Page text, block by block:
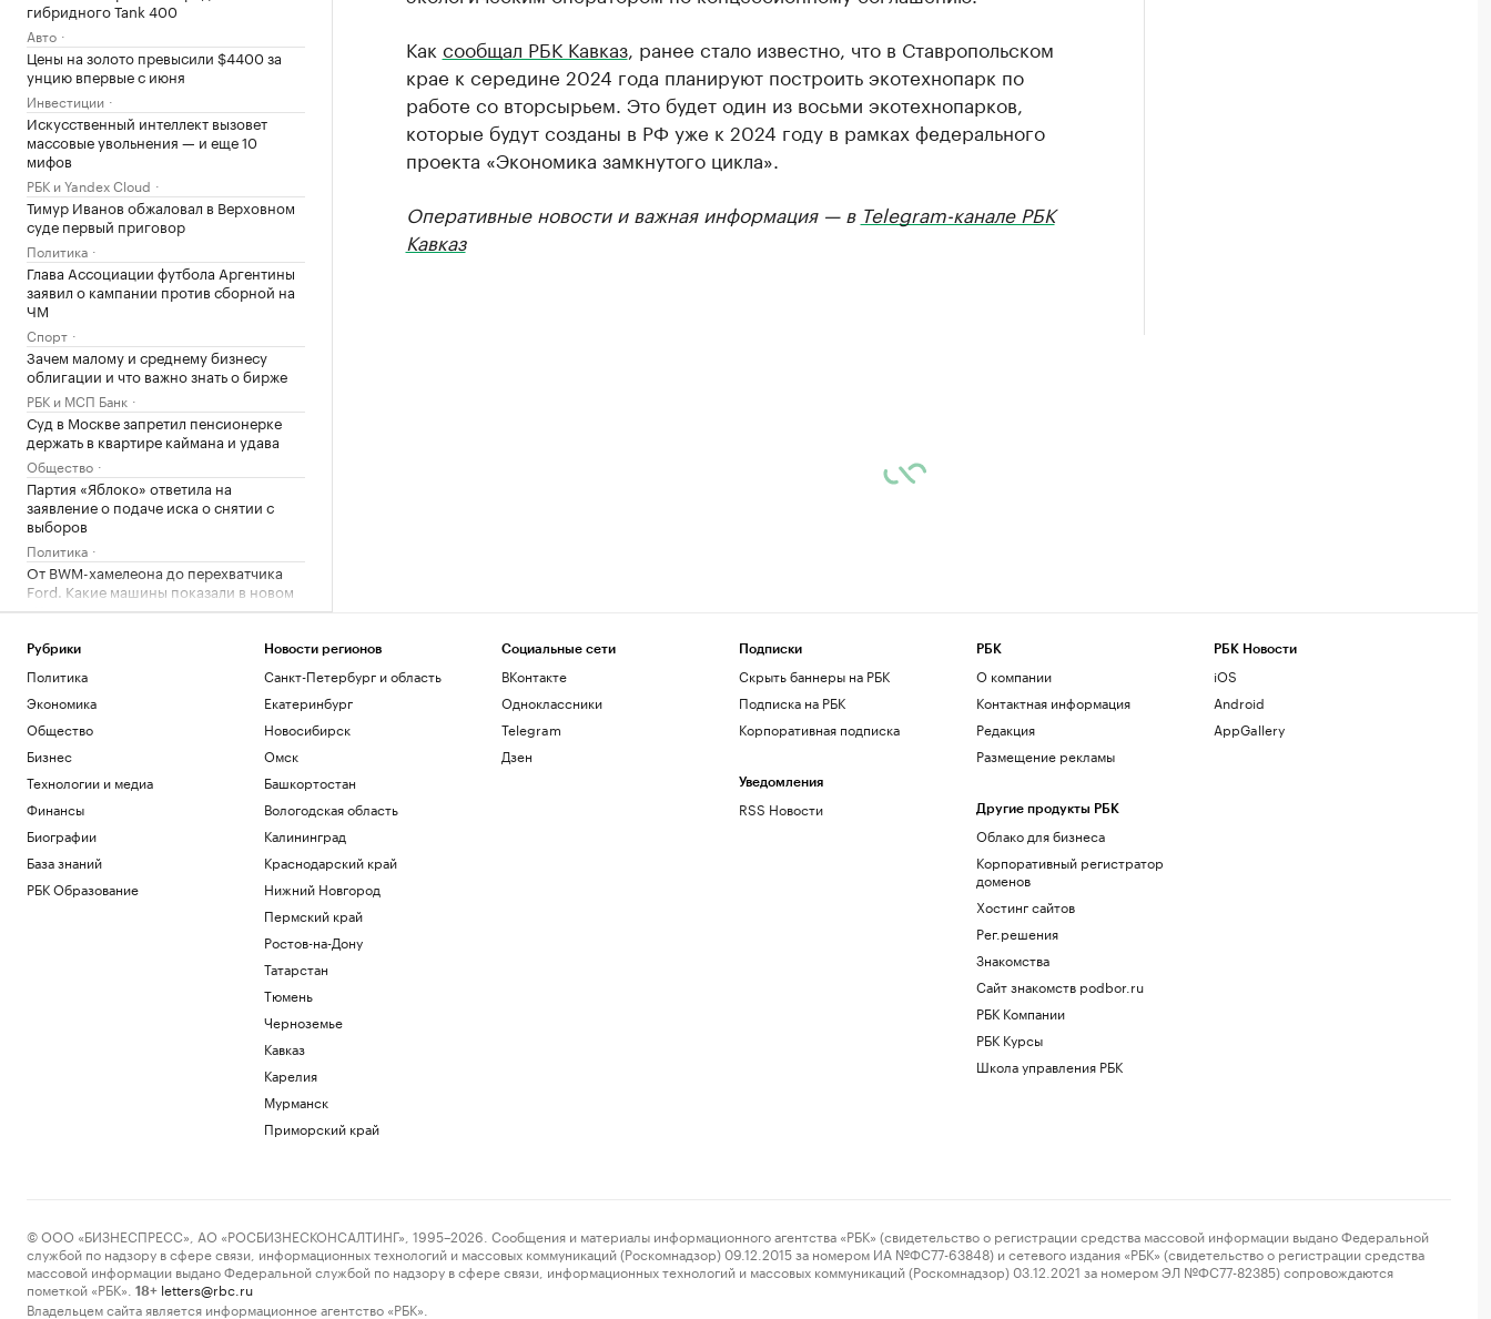
гибридного Tank 400
Авто
Цены на золото превысили $4400 за
унцию впервые с июня
Инвестиции
Искусственный интеллект вызовет
массовые увольнения — и еще 10
мифов
РБК и Yandex Cloud
Тимур Иванов обжаловал в Верховном
суде первый приговор
Политика
Глава Ассоциации футбола Аргентины
заявил о кампании против сборной на
ЧМ
Спорт
Зачем малому и среднему бизнесу
облигации и что важно знать о бирже
РБК и МСП Банк
Суд в Москве запретил пенсионерке
держать в квартире каймана и удава
Общество
Партия «Яблоко» ответила на
заявление о подаче иска о снятии с
выборов
Политика
От BWM-хамелеона до перехватчика
Ford. Какие машины показали в новом
«Человеке-пауке»
Стал известен окончательный состав
юниоров на этап Гран-при ISU в Китае
Спорт
Как сообщал РБК Кавказ, ранее стало известно, что в Ставропольском
крае к середине 2024 года планируют построить экотехнопарк по
работе со вторсырьем. Это будет один из восьми экотехнопарков,
которые будут созданы в РФ уже к 2024 году в рамках федерального
проекта «Экономика замкнутого цикла».
Оперативные новости и важная информация — в Telegram-канале РБК
Кавказ
Рубрики
Политика
Экономика
Общество
Бизнес
Технологии и медиа
Финансы
Биографии
База знаний
РБК Образование
Новости регионов
Санкт-Петербург и область
Екатеринбург
Новосибирск
Омск
Башкортостан
Вологодская область
Калининград
Краснодарский край
Нижний Новгород
Пермский край
Ростов-на-Дону
Татарстан
Тюмень
Черноземье
Кавказ
Карелия
Мурманск
Приморский край
Социальные сети
ВКонтакте
Одноклассники
Telegram
Дзен
Подписки
Скрыть баннеры на РБК
Подписка на РБК
Корпоративная подписка
Уведомления
RSS Новости
РБК
О компании
Контактная информация
Редакция
Размещение рекламы
Другие продукты РБК
Облако для бизнеса
Корпоративный регистратор
доменов
Хостинг сайтов
Рег.решения
Знакомства
Сайт знакомств podbor.ru
РБК Компании
РБК Курсы
Школа управления РБК
РБК Новости
iOS
Android
AppGallery
© ООО «БИЗНЕСПРЕСС», АО «РОСБИЗНЕСКОНСАЛТИНГ», 1995–2026. Сообщения и материалы информационного агентства «РБК» (свидетельство о регистрации средства массовой информации выдано Федеральной
службой по надзору в сфере связи, информационных технологий и массовых коммуникаций (Роскомнадзор) 09.12.2015 за номером ИА №ФС77-63848) и сетевого издания «РБК» (свидетельство о регистрации средства
массовой информации выдано Федеральной службой по надзору в сфере связи, информационных технологий и массовых коммуникаций (Роскомнадзор) 03.12.2021 за номером ЭЛ №ФС77-82385) сопровождаются
пометкой «РБК».
18+ letters@rbc.ru
Владельцем сайта является информационное агентство «РБК».